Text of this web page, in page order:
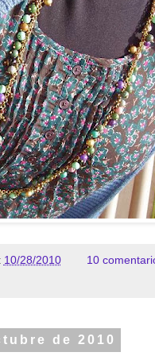
10/28/2010
10
de 2010